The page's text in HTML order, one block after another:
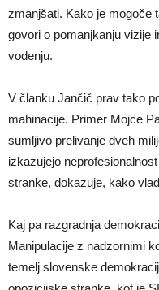
zmanjšati. Kako je mogoče
govori o pomanjkanju vizije
vodenju.
V članku Jančič prav tako
mahinacije. Primer Mojce
sumljivo prelivanje dveh
izkazujejo
stranke, dokazuje, kako
Kaj pa razgradnja
Manipulacije z nadzornimi
temelj slovenske